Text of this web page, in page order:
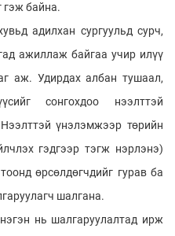
гэж байна.
адилхан сургуульд сурч,
ажиллаж байгаа учир илүү
аж. Удирдах албан тушаал,
сонгохдоо нээлттэй
үнэлэмжээр төрийн
гэдгээр тэгж нэрлэнэ)
өрсөлдөгчдийг гурав ба
шалгана.
нь шалгаруулалтад ирж